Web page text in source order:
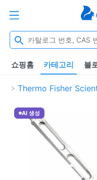
쇼핑홈 카테고리 블
Thermo Fisher
AI 생성